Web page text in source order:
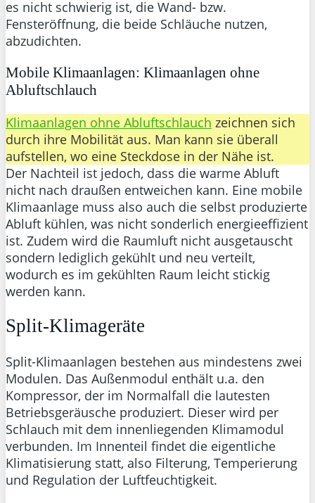
es nicht schwierig ist, die Wand- bzw.
Fensteröffnung, die beide Schläuche nutzen,
abzudichten.
Mobile Klimaanlagen: Klimaanlagen ohne
Abluftschlauch
Klimaanlagen ohne Abluftschlauch zeichnen sich
durch ihre Mobilität aus. Man kann sie überall
aufstellen, wo eine Steckdose in der Nähe ist.
Der Nachteil ist jedoch, dass die warme Abluft
nicht nach draußen entweichen kann. Eine mobile
Klimaanlage muss also auch die selbst produzierte
Abluft kühlen, was nicht sonderlich energieeffizient
ist. Zudem wird die Raumluft nicht ausgetauscht
sondern lediglich gekühlt und neu verteilt,
wodurch es im gekühlten Raum leicht stickig
werden kann.
Split-Klimageräte
Split-Klimaanlagen bestehen aus mindestens zwei
Modulen. Das Außenmodul enthält u.a. den
Kompressor, der im Normalfall die lautesten
Betriebsgeräusche produziert. Dieser wird per
Schlauch mit dem innenliegenden Klimamodul
verbunden. Im Innenteil findet die eigentliche
Klimatisierung statt, also Filterung, Temperierung
und Regulation der Luftfeuchtigkeit.